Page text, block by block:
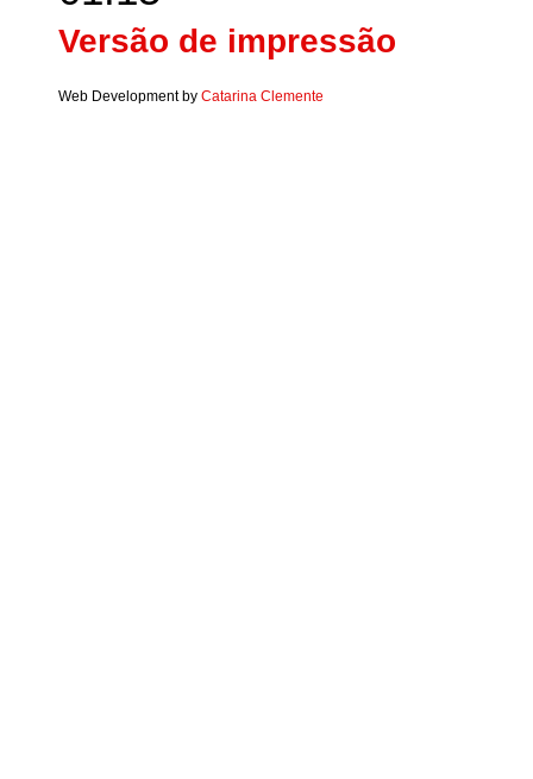
Versão de impressão
Web Development by Catarina Clemente